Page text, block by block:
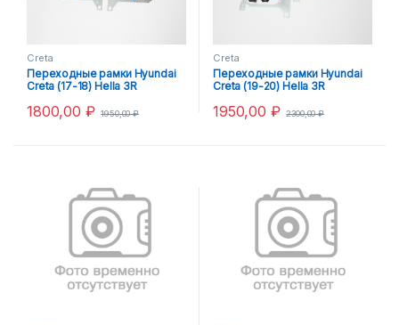
Creta
Переходные рамки Hyundai
Creta (17-18) Hella 3R
1800,00 ₽ 1950,00₽
Creta
Переходные рамки Hyundai
Creta (19-20) Hella 3R
1950,00 ₽ 2300,00₽